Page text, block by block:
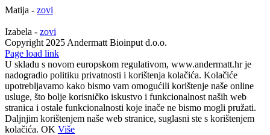
Matija - zovi
Izabela - zovi
Copyright 2025 Andermatt Bioinput d.o.o.
Facebook
Page load link
U skladu s novom europskom regulativom, www.andermatt.hr je
nadogradio politiku privatnosti i korištenja kolačića. Kolačiće
upotrebljavamo kako bismo vam omogućili korištenje naše online
usluge, što bolje korisničko iskustvo i funkcionalnost naših web
stranica i ostale funkcionalnosti koje inače ne bismo mogli pružati.
Daljnjim korištenjem naše web stranice, suglasni ste s korištenjem
kolačića. OK Više